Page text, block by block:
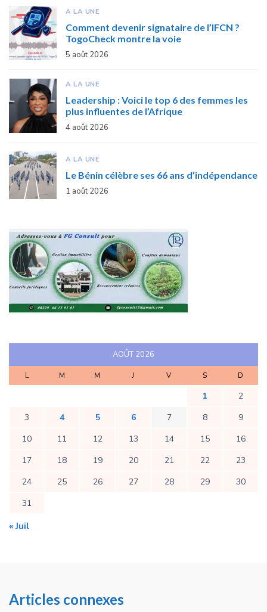
A LA UNE
Comment devenir signataire de l’IFCN ?
TogoCheck montre la voie
5 août 2026
A LA UNE
Leadership : Voici le top 6 des femmes les
plus influentes de l’Afrique
4 août 2026
A LA UNE
Le Bénin célèbre ses 66 ans d’indépendance
1 août 2026
AOÛT 2026
L M M J V S D
1
2
3
4 5 6 7 8
9
10
11 12 13 14 15
16
17
18 19 20 21 22
23
24
25 26 27 28 29
30
31
« Juil
Articles connexes